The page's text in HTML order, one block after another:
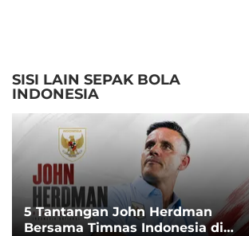
SISI LAIN SEPAK BOLA
INDONESIA
5 Tantangan John Herdman
Bersama Timnas Indonesia di